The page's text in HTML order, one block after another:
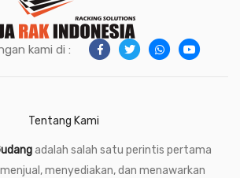
kami di :
Tentang Kami
adalah salah satu perintis pertama
menyediakan, dan menawarkan